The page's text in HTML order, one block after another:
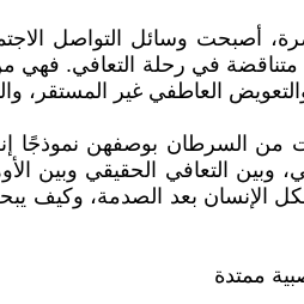
أصبحت وسائل التواصل
في رحلة التعافي. فهي من
العاطفي غير المستقر،
من السرطان بوصفهن نموذجًا
وبين التعافي الحقيقي وبين
الإنسان بعد الصدمة، وكيف
ممتدة